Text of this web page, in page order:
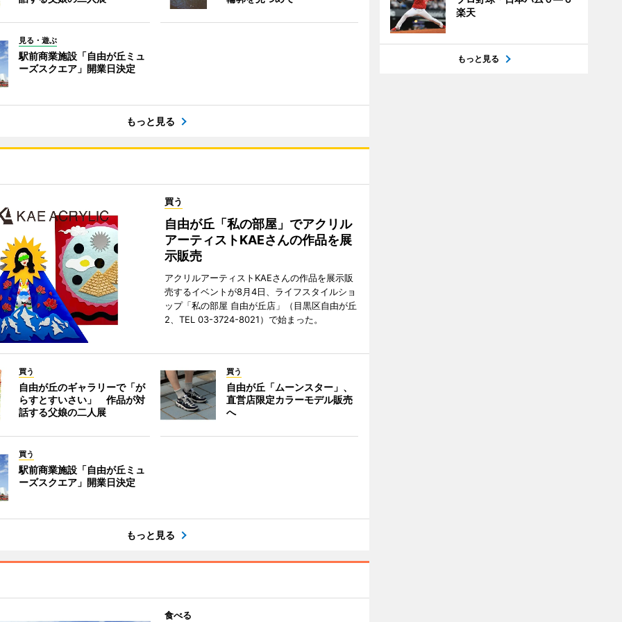
見る・遊ぶ
駅前商業施設「自由が丘ミュ
ーズスクエア」開業日決定
もっと見る
買う
自由が丘「私の部屋」でアクリル
アーティストKAEさんの作品を展
示販売
アクリルアーティストKAEさんの作品を展示販
売するイベントが8月4日、ライフスタイルショ
ップ「私の部屋 自由が丘店」（目黒区自由が丘
2、TEL 03-3724-8021）で始まった。
買う
自由が丘のギャラリーで「が
らすとすいさい」 作品が対
話する父娘の二人展
買う
自由が丘「ムーンスター」、
直営店限定カラーモデル販売
へ
買う
駅前商業施設「自由が丘ミュ
ーズスクエア」開業日決定
もっと見る
食べる
楽天
もっと見る